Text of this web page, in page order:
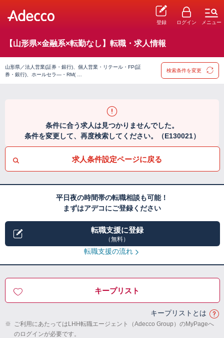
登録 ログイン メニュー
【山形県×金融系×転勤なし】転職・求人情報
山形県／法人営業(証券・銀行)、個人営業・リテール・FP(証
券・銀行)、ホールセラ―・RM( …
検索条件を変更
条件に合う求人は見つかりませんでした。
条件を変更して、再度検索してください。（E130021）
求人条件設定ページに戻る
平日夜の時間帯の転職相談も可能！
まずはアデコにご登録ください
転職支援に登録
（無料）
転職支援の流れ
キープリスト
キープリストとは
※ ご利用にあたってはLHH転職エージェント（Adecco Group）のMyPageへ
のログインが必要です。